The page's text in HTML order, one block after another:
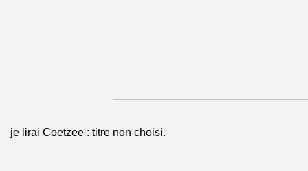
je lirai Coetzee : titre non choisi.